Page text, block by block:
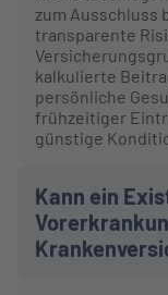
zum Ausschluss
transparente
kalkulierte
persönliche
frühzeitiger
günstige
Kann ein